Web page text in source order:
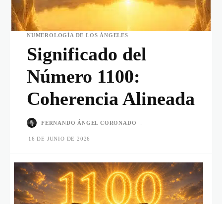
NUMEROLOGÍA DE LOS ÁNGELES
Significado del
Número 1100:
Coherencia Alineada
FERNANDO ÁNGEL CORONADO -
16 DE JUNIO DE 2026